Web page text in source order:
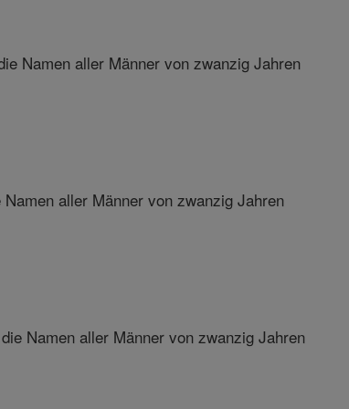
Namen aller Männer von zwanzig Jahren
aller Männer von zwanzig Jahren
Namen aller Männer von zwanzig Jahren